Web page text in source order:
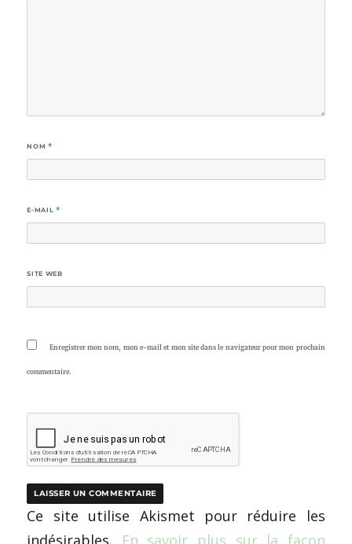
NOM *
E-MAIL *
SITE WEB
Enregistrer mon nom, mon e-mail et mon site dans le navigateur pour mon prochain
commentaire.
Ce site utilise Akismet pour réduire les
indésirables. En savoir plus sur la façon